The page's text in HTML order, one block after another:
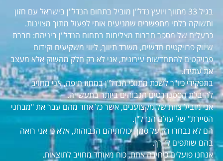
בגיל 33 מתווך ויועץ נדל"ן מוביל בתחום הנדל"ן בישראל עם חזון
ותשוקה בלתי מתפשרים שמניעים אותי לפעול מתוך מצוינות.
כבעלים של מספר חברות מצליחות בתחום הנדל"ן ביניהם: חברת
שיווק פרויקטים חדשים, משרד תיווך, ליווי משקיעים וקידום
פרויקטים להתחדשות עירונית, אני לא רק חלק מהשוק אלא מעצב
את עתידו.
בתפקידי כיו"ר לשכת מתווכי הנדל"ן במחוז חיפה, אני מחויב
להובלת הסטנדרטים הגבוהים ביותר בתעשייה.
אני מוביל צוות של מקצוענים, אשר כל אחד מהם עבר את "מבחני
הסיירת" של עולם הנדל"ן.
הם לא נבחרו רק על סמך יכולותיהם הגבוהות, אלא כי אני רואה
בהם שותפים לדרך.
אנחנו פועלים כיחידה אחת, כוח מאוחד מחויב לתוצאות.